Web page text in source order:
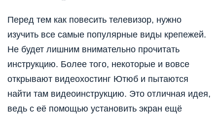
Перед тем как повесить телевизор, нужно
изучить все самые популярные виды крепежей.
Не будет лишним внимательно прочитать
инструкцию. Более того, некоторые и вовсе
открывают видеохостинг Ютюб и пытаются
найти там видеоинструкцию. Это отличная идея,
ведь с её помощью установить экран ещё